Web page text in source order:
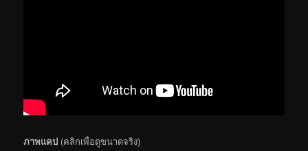
ภาพแคป (คลิกเพื่อดูขนาดจริง)